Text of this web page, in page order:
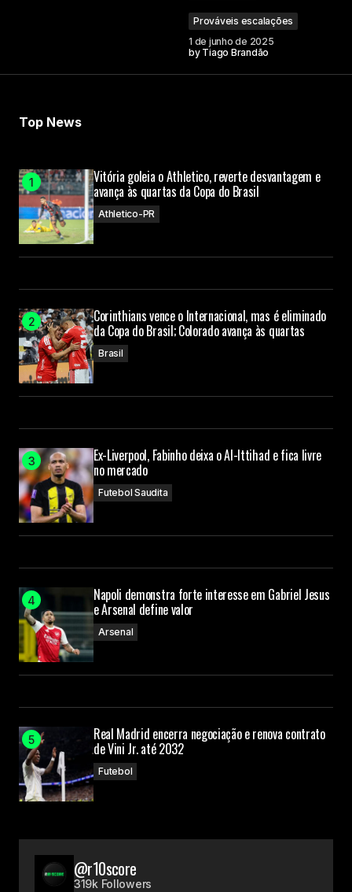
Prováveis escalações
1 de junho de 2025
by Tiago Brandão
Top News
Vitória goleia o Athletico, reverte desvantagem e
avança às quartas da Copa do Brasil
Athletico-PR
Corinthians vence o Internacional, mas é eliminado
da Copa do Brasil; Colorado avança às quartas
Brasil
Ex-Liverpool, Fabinho deixa o Al-Ittihad e fica livre
no mercado
Futebol Saudita
Napoli demonstra forte interesse em Gabriel Jesus
e Arsenal define valor
Arsenal
Real Madrid encerra negociação e renova contrato
de Vini Jr. até 2032
Futebol
@r10score
319k Followers